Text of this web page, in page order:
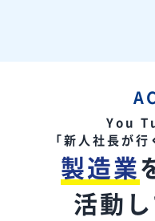
You
「新人社長が
製造業
活動